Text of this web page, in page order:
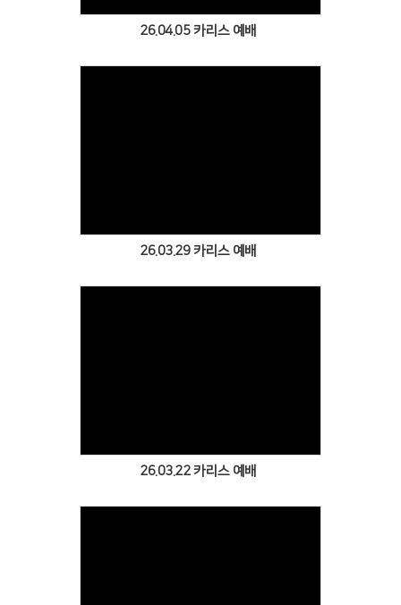
26.04.05 카리스 예배
26.03.29 카리스 예배
26.03.22 카리스 예배